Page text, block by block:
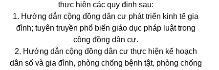
thực hiện các quy định sau:
1. Hướng dẫn cộng đồng dân cư phát triển kinh tế gia
đình; tuyên truyền phổ biến giáo dục pháp luật trong
cộng đồng dân cư.
2. Hướng dẫn cộng đồng dân cư thực hiện kế hoạch
dân số và gia đình, phòng chống bệnh tật, phòng chống